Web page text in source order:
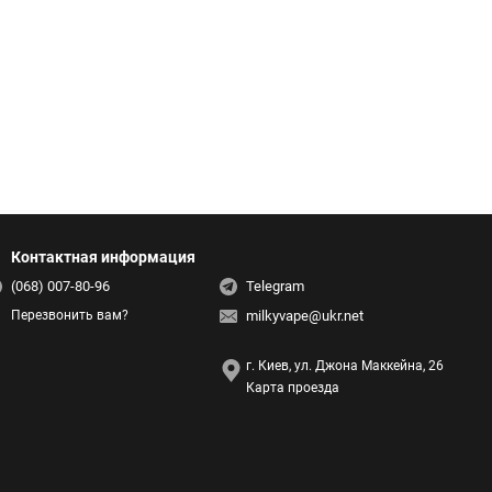
Контактная информация
(068) 007-80-96
Перезвонить вам?
Telegram
milkyvape@ukr.net
г. Киев, ул. Джона Маккейна, 26
Карта проезда